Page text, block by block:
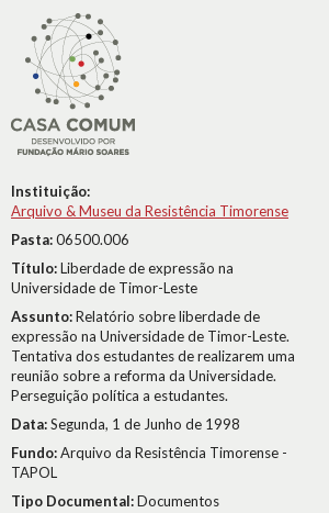
Instituição:
Arquivo & Museu da Resistência Timorense
Pasta:06500.006
Título:Liberdade de expressão na
Universidade de Timor-Leste
Assunto:Relatório sobre liberdade de
expressão na Universidade de Timor-Leste.
Tentativa dos estudantes de realizarem uma
reunião sobre a reforma da Universidade.
Perseguição política a estudantes.
Data:Segunda, 1 de Junho de 1998
Fundo:Arquivo da Resistência Timorense -
TAPOL
Tipo Documental:Documentos